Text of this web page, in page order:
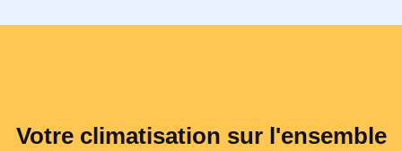
Votre climatisation sur l'ensemble